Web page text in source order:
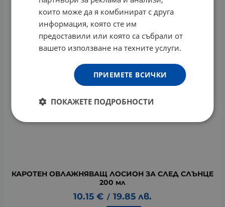
КАРОТЕН ОВЛАЖНЯВАЩ ЛОСИОН ЗА СЛЕД СЛЪНЦЕ
200 мл
10.15 € / 19.85 лв.
които може да я комбинират с друга
информация, която сте им
предоставили или която са събрали от
вашето използване на техните услуги.
ПРИЕМЕТЕ ВСИЧКИ
ПОКАЖЕТЕ ПОДРОБНОСТИ